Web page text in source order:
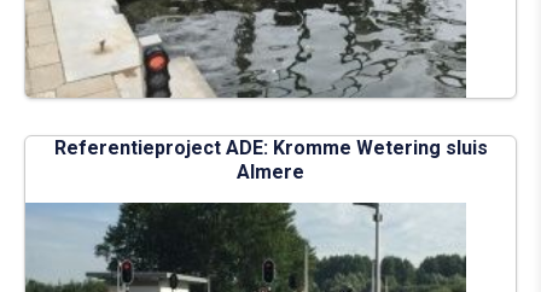
Referentieproject ADE: Kromme Wetering sluis
Almere